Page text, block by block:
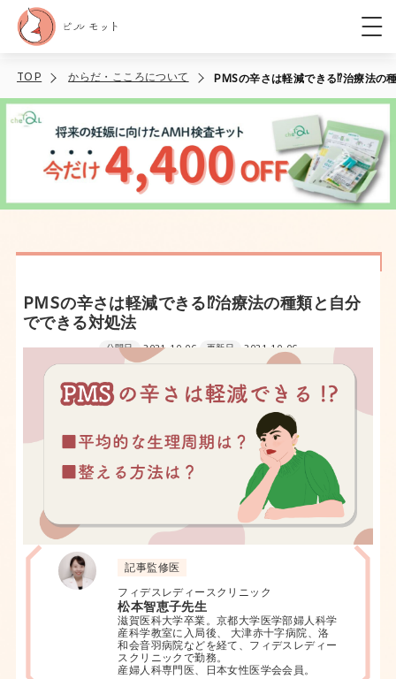
TOP からだ・こころについて PMSの辛さは軽減できる⁉︎治療法の
PMSの辛さは軽減できる⁉︎治療法の種類と自分
でできる対処法
公開日 2021-10-06 更新日 2021-10-06
記事監修医
フィデスレディースクリニック
松本智恵子先生
滋賀医科大学卒業。京都大学医学部婦人科学
産科学教室に入局後、 大津赤十字病院、洛
和会音羽病院などを経て、フィデスレディー
スクリニックで勤務。
産婦人科専門医、日本女性医学会会員。